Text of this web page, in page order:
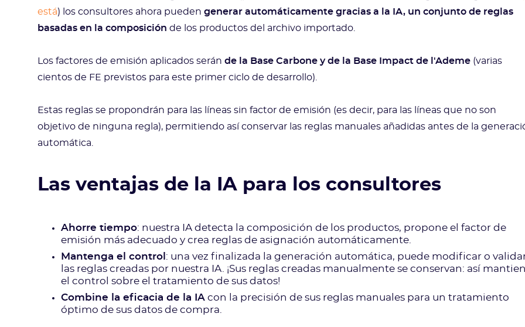
está) los consultores ahora pueden generar automáticamente gracias a la IA, un conjunto de reglas
basadas en la composición de los productos del archivo importado.
Los factores de emisión aplicados serán de la Base Carbone y de la Base Impact de l'Ademe (varias
cientos de FE previstos para este primer ciclo de desarrollo).
Estas reglas se propondrán para las líneas sin factor de emisión (es decir, para las líneas que no son
objetivo de ninguna regla), permitiendo así conservar las reglas manuales añadidas antes de la
automática.
Las ventajas de la IA para los consultores
Ahorre tiempo: nuestra IA detecta la composición de los productos, propone el factor de
emisión más adecuado y crea reglas de asignación automáticamente.
Mantenga el control : una vez finalizada la generación automática, puede modificar o
las reglas creadas por nuestra IA. ¡Sus reglas creadas manualmente se conservan: así
el control sobre el tratamiento de sus datos!
Combine la eficacia de la IA con la precisión de sus reglas manuales para un tratamiento
óptimo de sus datos de compra.